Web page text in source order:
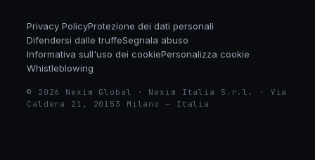
Privacy PolicyProtezione dei dati personali
Difendersi dalle truffeSegnala abuso
Informativa sull'uso dei cookiePersonalizza cookie
Whistleblowing
© 2026 Nexim Global · Nexim Italia S.r.l. · Via
Caldera 21, 20153 Milano — Italia